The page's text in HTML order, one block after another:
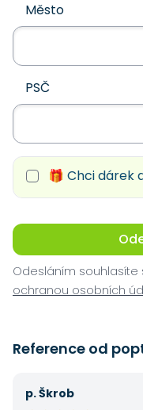
Město
PSČ
🎁 Chci dárek
Odesláním souhlasíte
ochranou osobních
Reference od
p. Škrob